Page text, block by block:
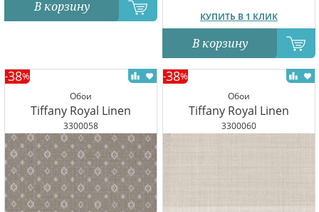
В корзину
КУПИТЬ В 1 КЛИК
В корзину
Обои
Tiffany Royal Linen
3300058
-38%
Обои
Tiffany Royal Linen
3300060
-38%